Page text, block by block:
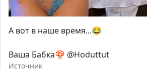
А вот в наше время...😂
Ваша Бабка🍄 @Hoduttut
Источник